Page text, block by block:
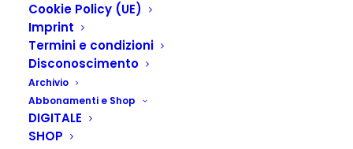
Cookie Policy (UE)
Imprint
Termini e condizioni
Disconoscimento
Archivio
Abbonamenti e Shop
DIGITALE
SHOP
ARRIVATI IN
REDAZIONE
23 AGOSTO 2021 | IN...PEDAGOGIKA CULTURA
PEDAGOGIKA_XXII_3 – IL GRUPPO PEDAGOGICO
PEDAGOGIKA.IT